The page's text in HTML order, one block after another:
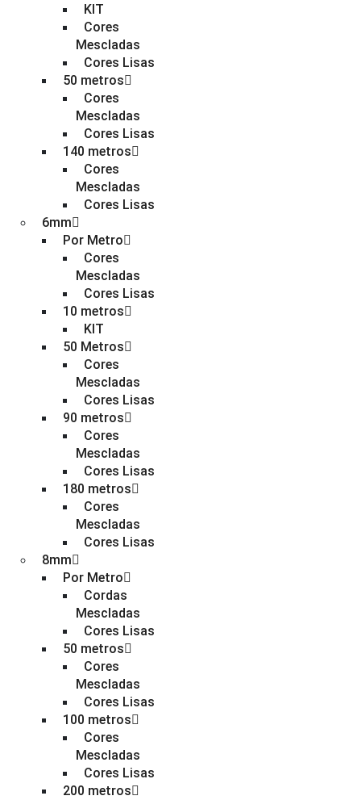
KIT
Cores
Mescladas
Cores Lisas
50 metros
Cores
Mescladas
Cores Lisas
140 metros
Cores
Mescladas
Cores Lisas
6mm
Por Metro
Cores
Mescladas
Cores Lisas
10 metros
KIT
50 Metros
Cores
Mescladas
Cores Lisas
90 metros
Cores
Mescladas
Cores Lisas
180 metros
Cores
Mescladas
Cores Lisas
8mm
Por Metro
Cordas
Mescladas
Cores Lisas
50 metros
Cores
Mescladas
Cores Lisas
100 metros
Cores
Mescladas
Cores Lisas
200 metros